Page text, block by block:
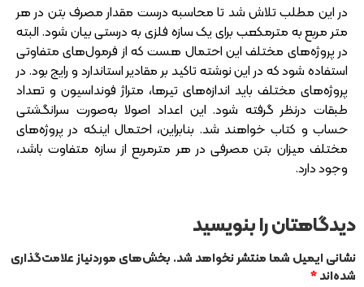
در این مطلب تلاش شد تا محاسبه درست مقدار مصرف بتن در هر
متر مربع به مترمکعب برای یک سازه فلزی به درستی بیان شود. البته
در پروژه‌های مختلف این احتمال هست که از فرمول‌های متفاوتی
استفاده شود که در این نوشته تاکید بر مقادیر استاندارد و رایج بود. در
پروژه‌های مختلف باید اندازه‌های تیرها، متراژ فونداسیون و تعداد
طبقات درنظر گرفته شود. این اعداد اصولا به‌صورت سرانگشتی
حساب و کتاب خواهند شد. بنابراین، احتمال اینکه در پروژه‌های
مختلف میزان بتن مصرفی در هر مترمربع از سازه متفاوت باشد،
وجود دارد.
دیدگاهتان را بنویسید
نشانی ایمیل شما منتشر نخواهد شد.بخش‌های موردنیاز علامت‌گذاری
شده‌اند*